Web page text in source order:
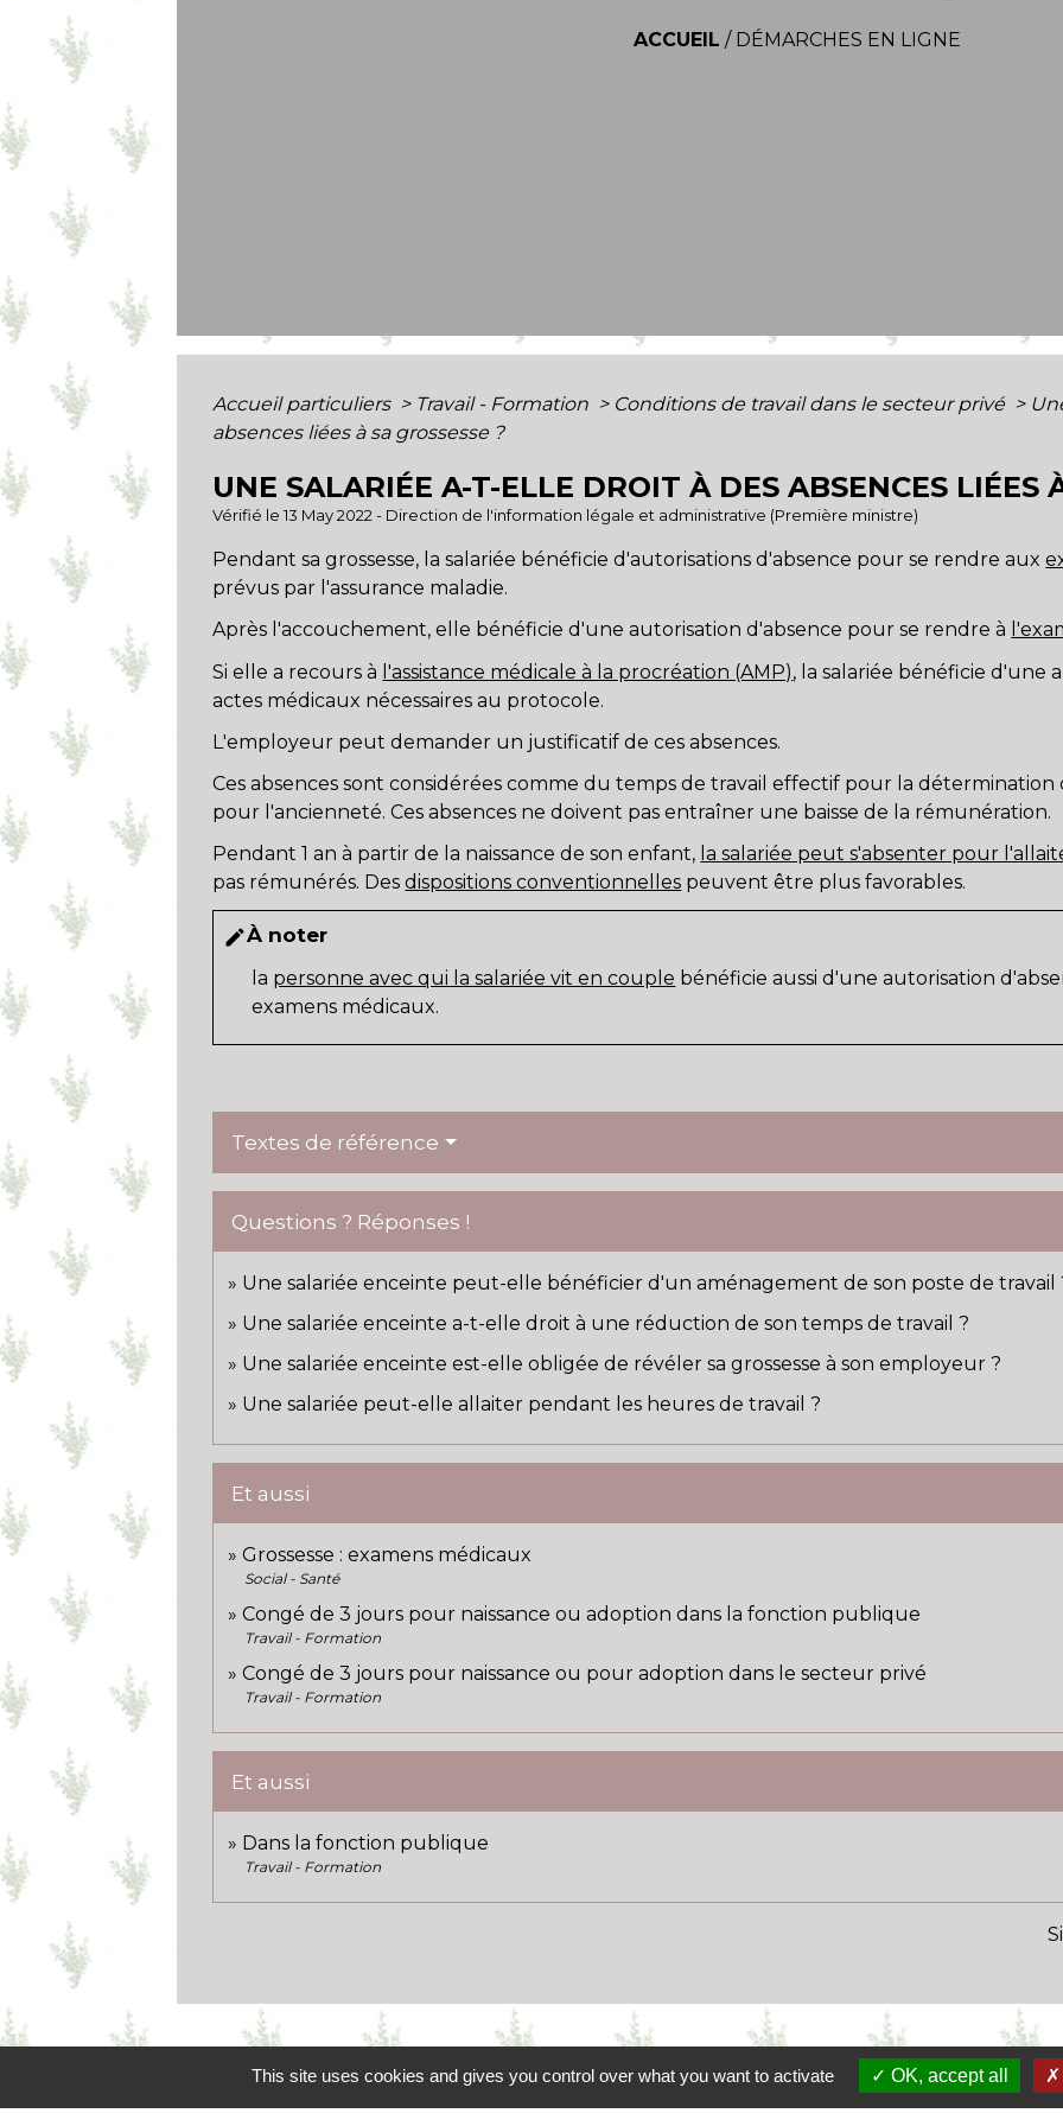
ACCUEIL / DÉMARCHES EN LIGNE
Accueil particuliers > Travail - Formation > Conditions de travail dans le secteur privé >
absences liées à sa grossesse ?
UNE SALARIÉE A-T-ELLE DROIT À DES ABSENCES LIÉES
Vérifié le 13 May 2022 - Direction de l'information légale et administrative (Première ministre)
Pendant sa grossesse, la salariée bénéficie d'autorisations d'absence pour se rendre aux
prévus par l'assurance maladie.
Après l'accouchement, elle bénéficie d'une autorisation d'absence pour se rendre à
Si elle a recours à l'assistance médicale à la procréation (AMP), la salariée bénéficie d'une
actes médicaux nécessaires au protocole.
L'employeur peut demander un justificatif de ces absences.
Ces absences sont considérées comme du temps de travail effectif pour la
pour l'ancienneté. Ces absences ne doivent pas entraîner une baisse de la rémunération.
Pendant 1 an à partir de la naissance de son enfant, la salariée peut s'absenter pour
pas rémunérés. Desdispositions conventionnelles peuvent être plus favorables.
editÀ noter
la personne avec qui la salariée vit en couple bénéficie aussi d'une autorisation
examens médicaux.
Textes de référence
Questions ? Réponses !
Une salariée enceinte peut-elle bénéficier d'un aménagement de son poste de travail
Une salariée enceinte a-t-elle droit à une réduction de son temps de travail ?
Une salariée enceinte est-elle obligée de révéler sa grossesse à son employeur ?
Une salariée peut-elle allaiter pendant les heures de travail ?
Et aussi
Grossesse : examens médicaux
Social - Santé
Congé de 3 jours pour naissance ou adoption dans la fonction publique
Travail - Formation
Congé de 3 jours pour naissance ou pour adoption dans le secteur privé
Travail - Formation
Et aussi
Dans la fonction publique
Travail - Formation
Contacts
This site uses cookies and gives you control over what you want to activate OK, accept all